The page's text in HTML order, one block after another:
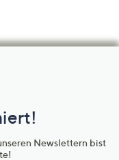
Newslettern bist